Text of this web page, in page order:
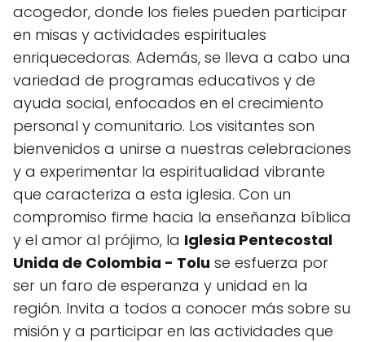
acogedor, donde los fieles pueden participar
en misas y actividades espirituales
enriquecedoras. Además, se lleva a cabo una
variedad de programas educativos y de
ayuda social, enfocados en el crecimiento
personal y comunitario. Los visitantes son
bienvenidos a unirse a nuestras celebraciones
y a experimentar la espiritualidad vibrante
que caracteriza a esta iglesia. Con un
compromiso firme hacia la enseñanza bíblica
y el amor al prójimo, la Iglesia Pentecostal
Unida de Colombia - Tolu se esfuerza por
ser un faro de esperanza y unidad en la
región. Invita a todos a conocer más sobre su
misión y a participar en las actividades que